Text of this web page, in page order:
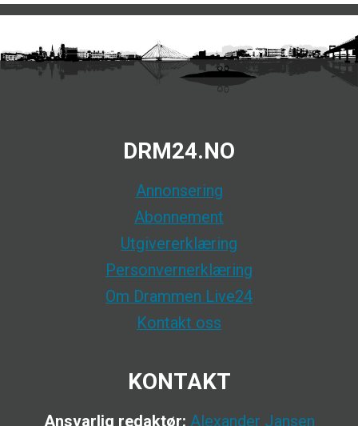
DRM24.NO
Annonsering
Abonnement
Utgivererklæring
Personvernerklæring
Om Drammen Live24
Kontakt oss
KONTAKT
Ansvarlig redaktør: Alexander Jansen